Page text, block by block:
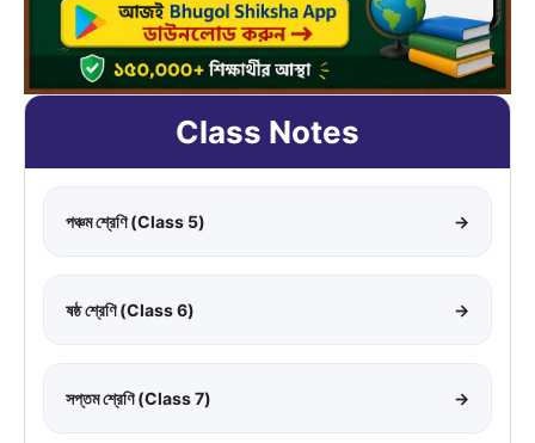
Class Notes
পঞ্চম শ্রেণি (Class 5) →
ষষ্ঠ শ্রেণি (Class 6) →
সপ্তম শ্রেণি (Class 7) →